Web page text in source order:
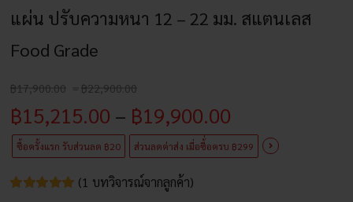
แผ่น ปรับความหนา 12 – 22 มม. สแตนเลส
Food Grade
฿17,900.00 – ฿22,900.00
฿17,900.00
through
฿22,900.00
฿15,215.00 – ฿19,900.00
range:
ซื้อครั้งแรก รับส่วนลด ฿20 ส่วนลดค่าส่ง เมื่อซื้่อครบ ฿299
(1 บทวิจารณ์จากลูกค้า)